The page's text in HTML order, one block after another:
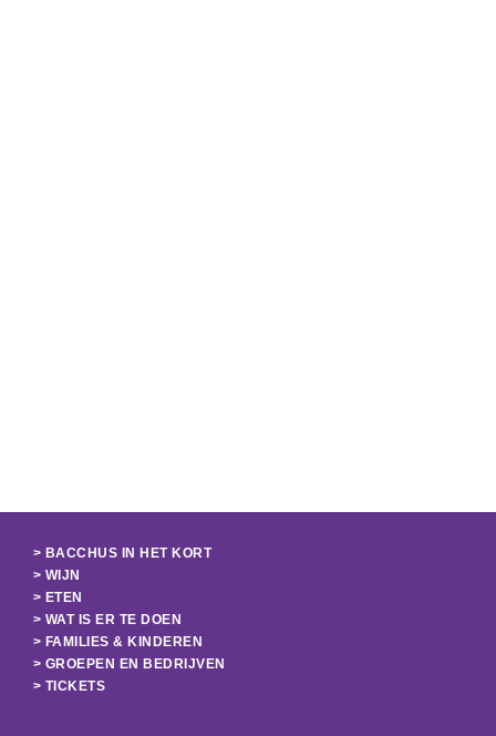
> BACCHUS IN HET KORT
> WIJN
> ETEN
> WAT IS ER TE DOEN
> FAMILIES & KINDEREN
> GROEPEN EN BEDRIJVEN
> TICKETS